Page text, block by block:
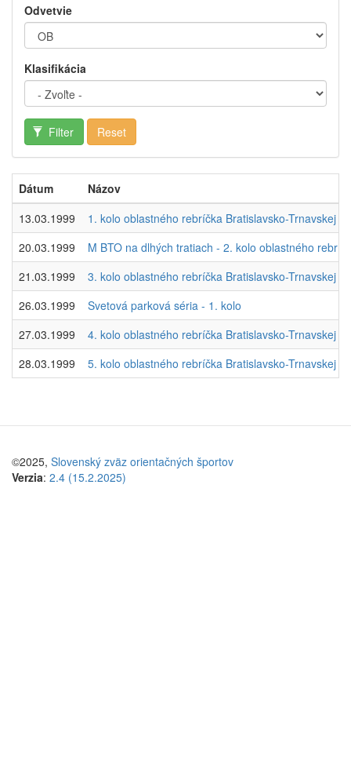
Odvetvie
Klasifikácia
Filter Reset
Dátum
Názov
13.03.1999
1. kolo oblastného rebríčka Bratislavsko-Trnavskej
20.03.1999
M BTO na dlhých tratiach - 2. kolo oblastného
21.03.1999
3. kolo oblastného rebríčka Bratislavsko-Trnavskej
26.03.1999
Svetová parková séria - 1. kolo
27.03.1999
4. kolo oblastného rebríčka Bratislavsko-Trnavskej
28.03.1999
5. kolo oblastného rebríčka Bratislavsko-Trnavskej
©2025, Slovenský zväz orientačných športov
Verzia: 2.4 (15.2.2025)